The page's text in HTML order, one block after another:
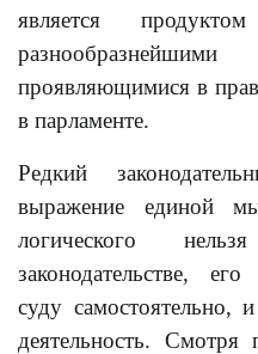
является
проявляющимися в
в парламенте.
Редкий
выражение единой
логического
законодательстве,
суду самостоятельно,
деятельность.